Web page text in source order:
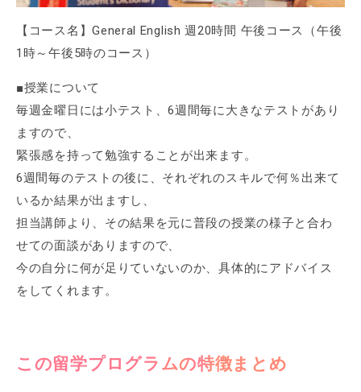
【コース名】General English 週20時間 午後コース（午後
1時～午後5時のコース）
■授業について
毎週金曜日には小テスト、6週間毎に大きなテストがあり
ますので、
緊張感を持って勉強することが出来ます。
6週間毎のテストの後に、それぞれのスキルで何％出来て
いるか結果が出ますし、
担当講師より、その結果を元に普段の授業の様子と合わ
せての面談がありますので、
今の自分に何が足りていないのか、具体的にアドバイス
をしてくれます。
この留学プログラムの特徴まとめ